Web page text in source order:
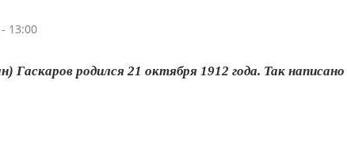
13:00
родился 21 октября 1912 года. Так написано